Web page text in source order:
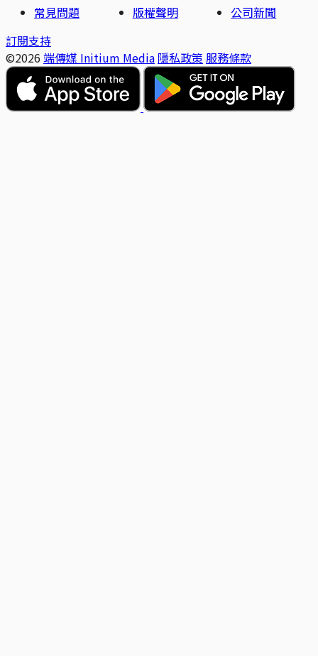
常見問題
版權聲明
公司新聞
訂閱支持
©2026 端傳媒 Initium Media 隱私政策 服務條款